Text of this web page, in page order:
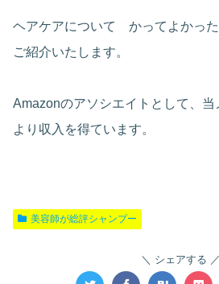
ヘアケアについて かってよかっ
ご紹介いたします。
Amazonのアソシエイトとして、
より収入を得ています。
美容師が総評シャンプー
シェアする